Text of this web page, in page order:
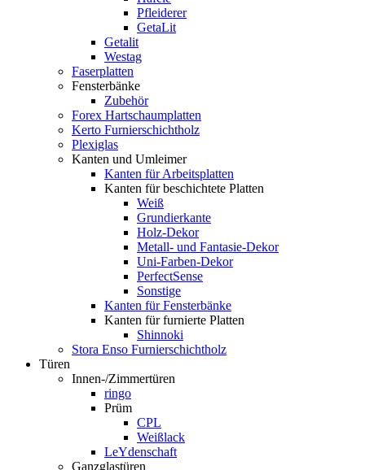
Pfleiderer
GetaLit
Getalit
Westag
Faserplatten
Fensterbänke
Zubehör
Forex Hartschaumplatten
Kerto Furnierschichtholz
Plexiglas
Kanten und Umleimer
Kanten für Arbeitsplatten
Kanten für beschichtete Platten
Weiß
Grundierkante
Holz-Dekor
Metall- und Fantasie-Dekor
Uni-Farben-Dekor
PerfectSense
Sonstige
Kanten für Fensterbänke
Kanten für furnierte Platten
Shinnoki
Stora Enso Furnierschichtholz
Türen
Innen-/Zimmertüren
ringo
Prüm
CPL
Weißlack
LeYdenschaft
Ganzglastüren